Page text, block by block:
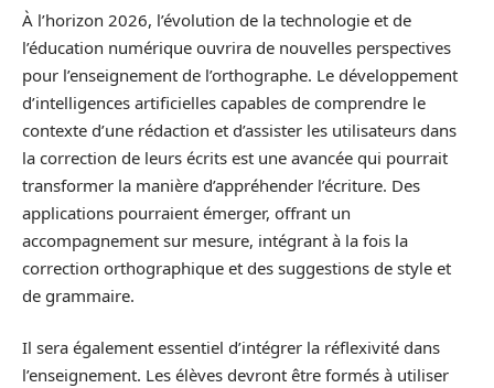
À l’horizon 2026, l’évolution de la technologie et de
l’éducation numérique ouvrira de nouvelles perspectives
pour l’enseignement de l’orthographe. Le développement
d’intelligences artificielles capables de comprendre le
contexte d’une rédaction et d’assister les utilisateurs dans
la correction de leurs écrits est une avancée qui pourrait
transformer la manière d’appréhender l’écriture. Des
applications pourraient émerger, offrant un
accompagnement sur mesure, intégrant à la fois la
correction orthographique et des suggestions de style et
de grammaire.
Il sera également essentiel d’intégrer la réflexivité dans
l’enseignement. Les élèves devront être formés à utiliser